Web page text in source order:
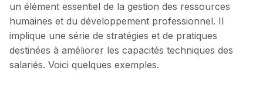
un élément essentiel de la gestion des ressources
humaines et du développement professionnel. Il
implique une série de stratégies et de pratiques
destinées à améliorer les capacités techniques des
salariés. Voici quelques exemples.